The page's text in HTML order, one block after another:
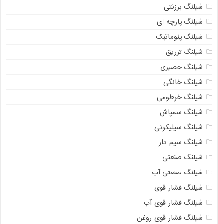
شیلنگ برزنتی
شیلنگ پارچه ای
شیلنگ پنوماتیک
شیلنگ تزریق
شیلنگ حصیری
شیلنگ خانگی
شیلنگ خرطومی
شیلنگ سمپاش
شیلنگ سیلیکونی
شیلنگ سیم دار
شیلنگ صنعتی
شیلنگ صنعتی آب
شیلنگ فشار قوی
شیلنگ فشار قوی آب
شیلنگ فشار قوی روغن